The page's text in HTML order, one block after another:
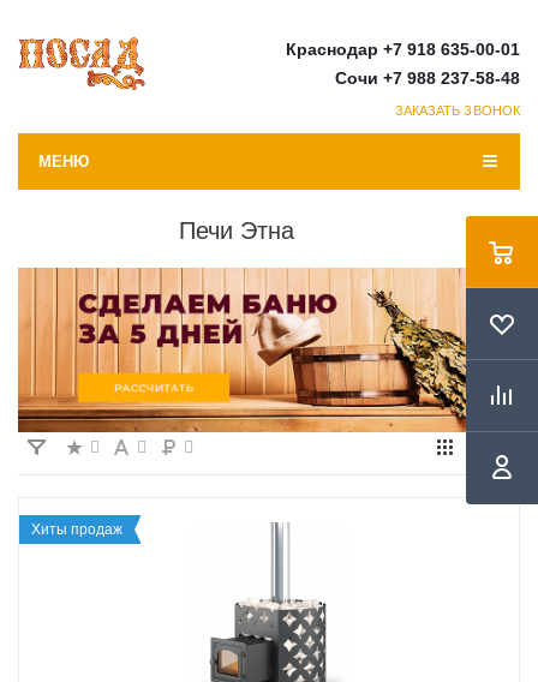
Краснодар +7 918 635-00-01
Сочи +7 988 237-58-48
ЗАКАЗАТЬ ЗВОНОК
МЕНЮ
Печи Этна
Хиты продаж